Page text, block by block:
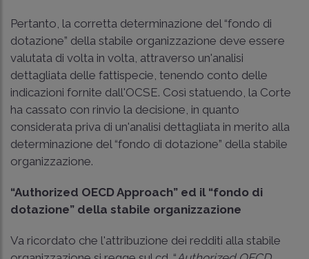
Pertanto, la corretta determinazione del “fondo di
dotazione” della stabile organizzazione deve essere
valutata di volta in volta, attraverso un'analisi
dettagliata delle fattispecie, tenendo conto delle
indicazioni fornite dall'OCSE. Così statuendo, la Corte
ha cassato con rinvio la decisione, in quanto
considerata priva di un'analisi dettagliata in merito alla
determinazione del “fondo di dotazione” della stabile
organizzazione.
“Authorized OECD Approach” ed il “fondo di
dotazione” della stabile organizzazione
Va ricordato che l'attribuzione dei redditi alla stabile